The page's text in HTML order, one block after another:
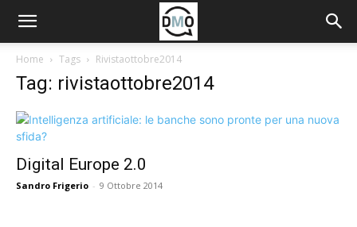
Home Tags Rivistaottobre2014
Tag: rivistaottobre2014
Digital Europe 2.0
Sandro Frigerio - 9 Ottobre 2014